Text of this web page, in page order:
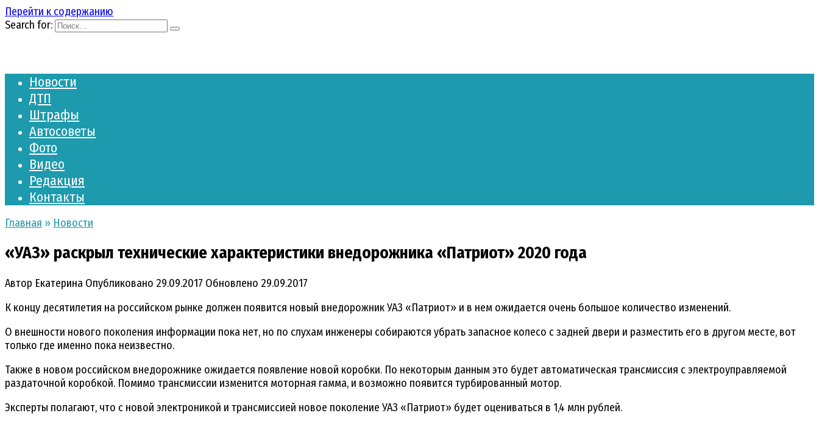
Перейти к содержанию
Search for:
Новости
ДТП
Штрафы
Автосоветы
Фото
Видео
Редакция
Контакты
Главная » Новости
«УАЗ» раскрыл технические характеристики внедорожника «Патриот» 2020 года
Автор Екатерина Опубликовано 29.09.2017 Обновлено 29.09.2017
К концу десятилетия на российском рынке должен появится новый внедорожник УАЗ «Патриот» и в нем ожидается очень большое количество изменений.
О внешности нового поколения информации пока нет, но по слухам инженеры собираются убрать запасное колесо с задней двери и разместить его в другом месте, вот
только где именно пока неизвестно.
Также в новом российском внедорожнике ожидается появление новой коробки. По некоторым данным это будет автоматическая трансмиссия с электроуправляемой
раздаточной коробкой. Помимо трансмиссии изменится моторная гамма, и возможно появится турбированный мотор.
Эксперты полагают, что с новой электроникой и трансмиссией новое поколение УАЗ «Патриот» будет оцениваться в 1,4 млн рублей.